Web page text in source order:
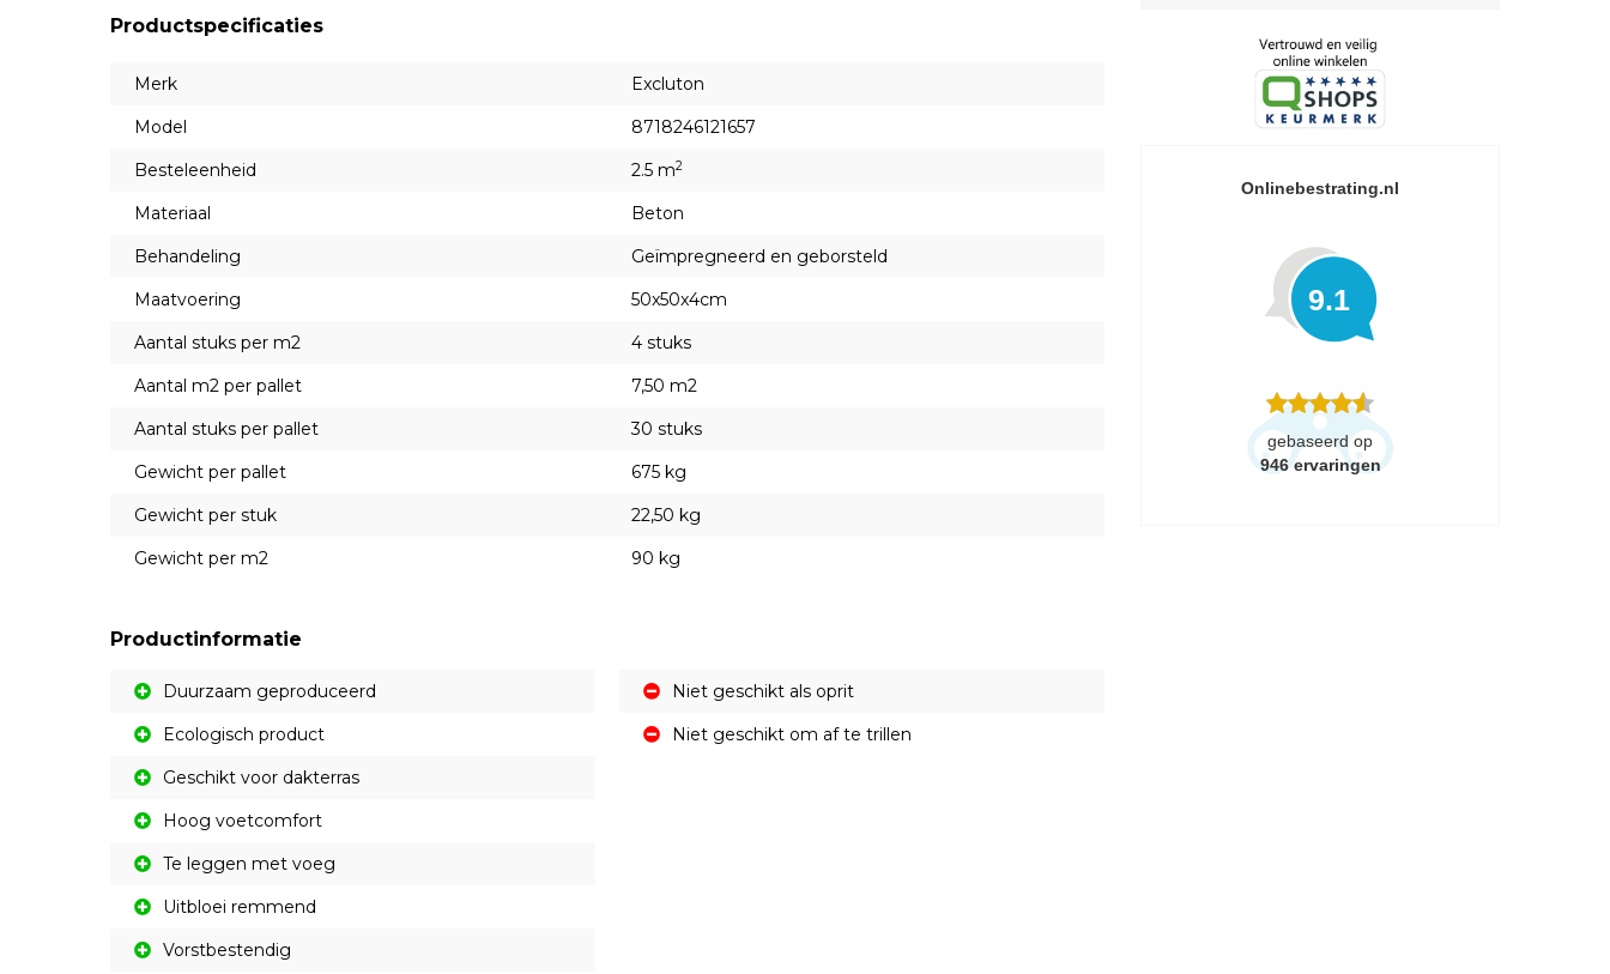
Productspecificaties
Merk
Excluton
Model
8718246121657
Besteleenheid
2.5 m2
Materiaal
Beton
Behandeling
Geïmpregneerd en geborsteld
Maatvoering
50x50x4cm
Aantal stuks per m2
4 stuks
Aantal m2 per pallet
7,50 m2
Aantal stuks per pallet
30 stuks
Gewicht per pallet
675 kg
Gewicht per stuk
22,50 kg
Gewicht per m2
90 kg
Productinformatie
Duurzaam geproduceerd
Ecologisch product
Geschikt voor dakterras
Hoog voetcomfort
Te leggen met voeg
Uitbloei remmend
Vorstbestendig
Niet geschikt als oprit
Niet geschikt om af te trillen
Onlinebestrating.nl
9.1
gebaseerd op
946 ervaringen